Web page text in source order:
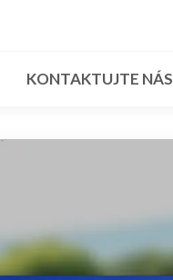
KONTAKTUJTE NÁS